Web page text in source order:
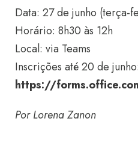
Data: 27 de junho (terça-
Horário: 8h30 às 12h
Local: via Teams
Inscrições até 20 de junho:
https://
Por Lorena Zanon